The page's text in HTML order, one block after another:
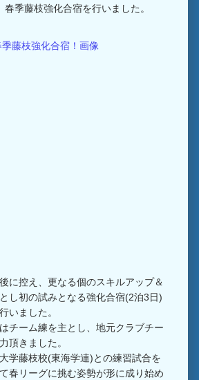
季藤枝強化合宿を行いました。
に控え、更なる個のスキルアップ＆
し初の試みとなる強化合宿(2泊3日)
いました。
チーム練を主とし、地元クラブチー
頂きました。
学藤枝校(東海学連)との練習試合を
春リーグに挑む姿勢が形に成り始め